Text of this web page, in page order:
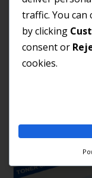
traffic. You can
by clicking
consent or
cookies.